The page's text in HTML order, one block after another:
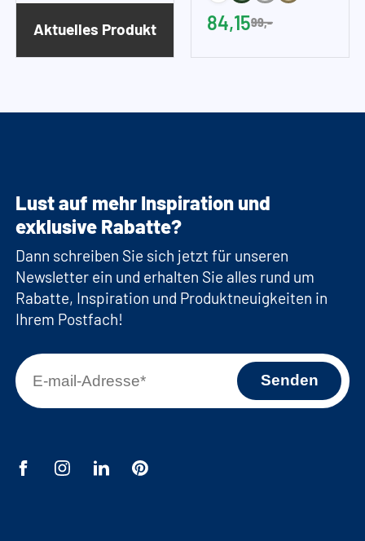
Aktuelles Produkt 84,1599,-
Lust auf mehr Inspiration und
exklusive Rabatte?
Dann schreiben Sie sich jetzt für unseren
Newsletter ein und erhalten Sie alles rund um
Rabatte, Inspiration und Produktneuigkeiten in
Ihrem Postfach!